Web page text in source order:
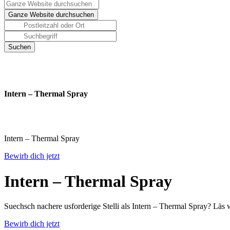
Intern – Thermal Spray
Intern – Thermal Spray
Bewirb dich jetzt
Intern – Thermal Spray
Suechsch nachere usforderige Stelli als Intern – Thermal Spray? Läs
Bewirb dich jetzt